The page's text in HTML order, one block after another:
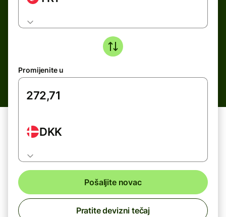
Promijenite u
DKK
Pošaljite novac
Pratite devizni tečaj